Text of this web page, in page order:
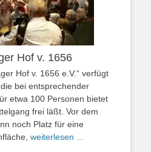
Hof v. 1656
Hof v. 1656 e.V.“ verfügt
bei entsprechender
etwa 100 Personen bietet
frei läßt. Vor dem
noch Platz für eine
weiterlesen ...